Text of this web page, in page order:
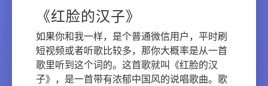
《红脸的汉子》
如果你和我一样，是个普通微信用户，平时刷
短视频或者听歌比较多，那你大概率是从一首
歌里听到这个词的。这首歌就叫《红脸的汉
子》，是一首带有浓郁中国风的说唱歌曲。歌